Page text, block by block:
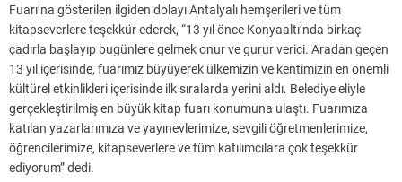
Fuarı’na gösterilen ilgiden dolayı Antalyalı hemşerileri ve tüm
kitapseverlere teşekkür ederek, “13 yıl önce Konyaaltı’nda birkaç
çadırla başlayıp bugünlere gelmek onur ve gurur verici. Aradan geçen
13 yıl içerisinde, fuarımız büyüyerek ülkemizin ve kentimizin en önemli
kültürel etkinlikleri içerisinde ilk sıralarda yerini aldı. Belediye eliyle
gerçekleştirilmiş en büyük kitap fuarı konumuna ulaştı. Fuarımıza
katılan yazarlarımıza ve yayınevlerimize, sevgili öğretmenlerimize,
öğrencilerimize, kitapseverlere ve tüm katılımcılara çok teşekkür
ediyorum” dedi.